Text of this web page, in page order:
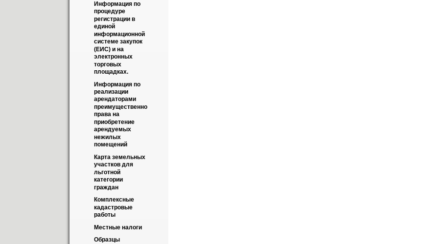
Информация по
процедуре
регистрации в
единой
информационной
системе закупок
(ЕИС) и на
электронных
торговых
площадках.
Информация по
реализации
арендаторами
преимущественно
права на
приобретение
арендуемых
нежилых
помещений
Карта земельных
участков для
льготной
категории
граждан
Комплексные
кадастровые
работы
Местные налоги
Образцы